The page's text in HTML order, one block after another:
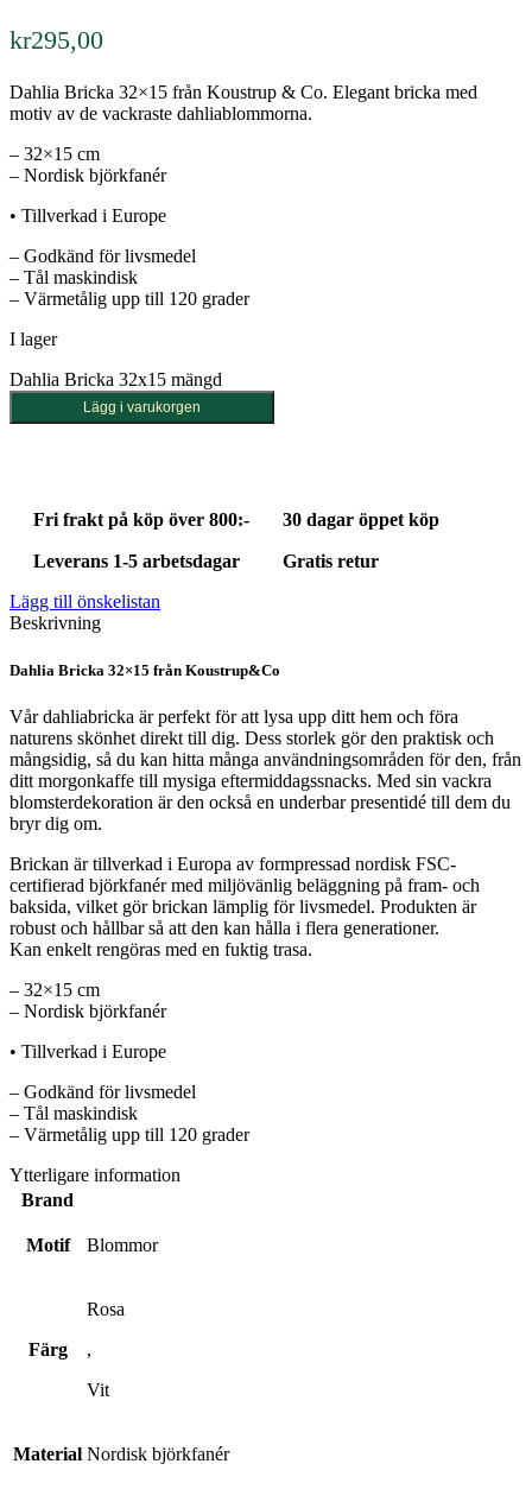
kr295,00
Dahlia Bricka 32×15 från Koustrup & Co. Elegant bricka med
motiv av de vackraste dahliablommorna.
– 32×15 cm
– Nordisk björkfanér
• Tillverkad i Europe
– Godkänd för livsmedel
– Tål maskindisk
– Värmetålig upp till 120 grader
I lager
Dahlia Bricka 32x15 mängd
Lägg i varukorgen
Fri frakt på köp över 800:- 30 dagar öppet köp
Leverans 1-5 arbetsdagar
Gratis retur
Lägg till önskelistan
Beskrivning
Dahlia Bricka 32×15 från Koustrup&Co
Vår dahliabricka är perfekt för att lysa upp ditt hem och föra
naturens skönhet direkt till dig. Dess storlek gör den praktisk och
mångsidig, så du kan hitta många användningsområden för den, från
ditt morgonkaffe till mysiga eftermiddagssnacks. Med sin vackra
blomsterdekoration är den också en underbar presentidé till dem du
bryr dig om.
Brickan är tillverkad i Europa av formpressad nordisk FSC-
certifierad björkfanér med miljövänlig beläggning på fram- och
baksida, vilket gör brickan lämplig för livsmedel. Produkten är
robust och hållbar så att den kan hålla i flera generationer.
Kan enkelt rengöras med en fuktig trasa.
– 32×15 cm
– Nordisk björkfanér
• Tillverkad i Europe
– Godkänd för livsmedel
– Tål maskindisk
– Värmetålig upp till 120 grader
Ytterligare information
Brand
Motif Blommor
Färg
Rosa
,
Vit
Material Nordisk björkfanér